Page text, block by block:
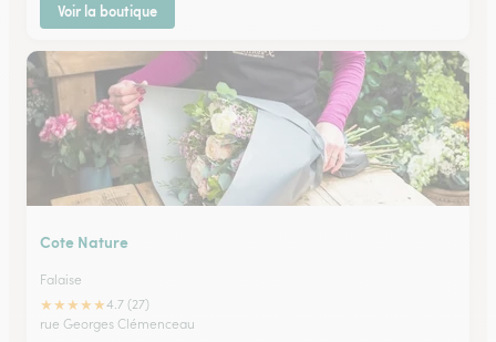
Voir la boutique
Cote Nature
Falaise
★★★★★4.7 (27)
rue Georges Clémenceau